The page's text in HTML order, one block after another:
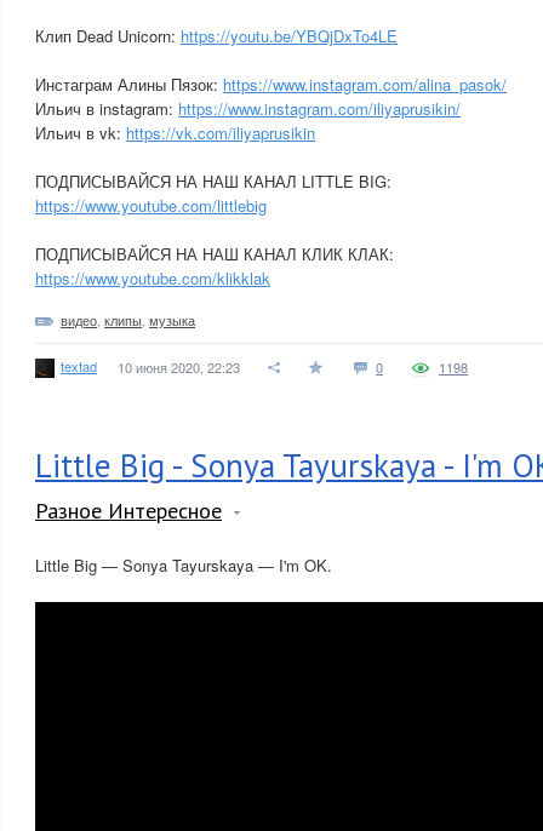
Клип Dead Unicorn: https://youtu.be/YBQjDxTo4LE
Инстаграм Алины Пязок: https://www.instagram.com/alina_pasok/
Ильич в instagram: https://www.instagram.com/iliyaprusikin/
Ильич в vk: https://vk.com/iliyaprusikin
ПОДПИСЫВАЙСЯ НА НАШ КАНАЛ LITTLE BIG:
https://www.youtube.com/littlebig
ПОДПИСЫВАЙСЯ НА НАШ КАНАЛ КЛИК КЛАК:
https://www.youtube.com/klikklak
видео клипы музыка
textad 10 июня 2020, 22:23 0 1198
Little Big - Sonya Tayurskaya - I'm
Разное Интересное
Little Big — Sonya Tayurskaya — I'm OK.